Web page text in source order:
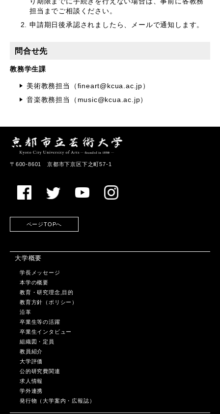
担当までご相談ください。
申請期日後承認されましたら、メールで通知します。
問合せ先
教務学生課
美術教務担当（fineart@kcua.ac.jp）
音楽教務担当（music@kcua.ac.jp）
〒600-8601 京都市下京区下之町57-1
ページTOPへ
大学概要
学長メッセージ
本学の概要
教育・研究理念,目的
教育方針（ポリシー）
沿革
卒業生等の活躍
卒業生インタビュー
組織図・定員
教員紹介
大学評価
公的研究費関連
求人情報
学外連携
発行物（大学案内・広報誌）